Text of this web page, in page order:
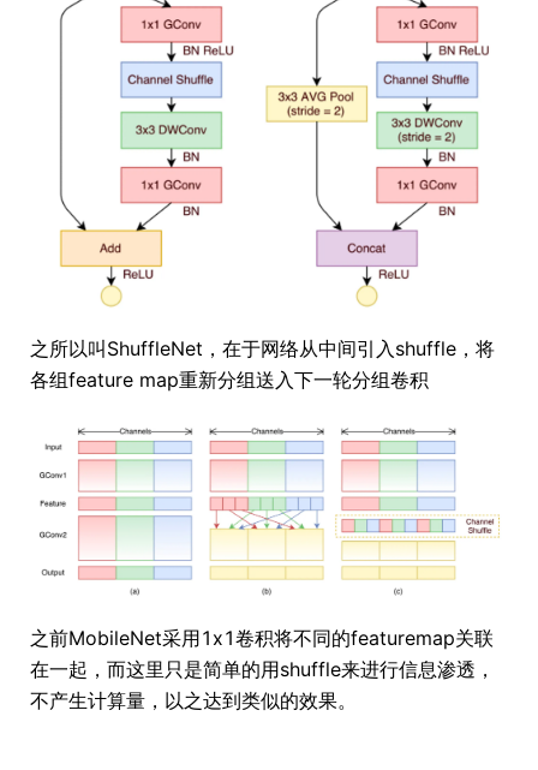
之所以叫ShuffleNet，在于网络从中间引入shuffle，将
各组feature map重新分组送入下一轮分组卷积
之前MobileNet采用1x1卷积将不同的featuremap关联
在一起，而这里只是简单的用shuffle来进行信息渗透，
不产生计算量，以之达到类似的效果。